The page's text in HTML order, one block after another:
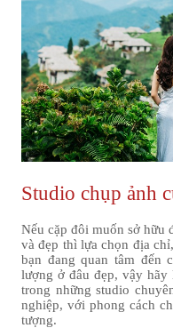
Studio chụp ảnh
Nếu cặp đôi muốn sở hữu
và đẹp thì lựa chọn địa
bạn đang quan tâm đến
lượng ở đâu đẹp, vậy hãy
trong những studio
nghiệp, với phong cách
tượng.